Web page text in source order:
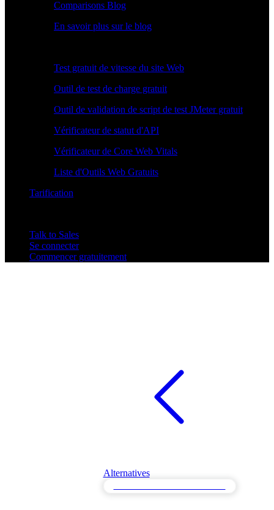
Comparisons Blog
En savoir plus sur le blog
Test gratuit de vitesse du site Web
Outil de test de charge gratuit
Outil de validation de script de test JMeter gratuit
Vérificateur de statut d'API
Vérificateur de Core Web Vitals
Liste d'Outils Web Gratuits
Tarification
Talk to Sales
Se connecter
Commencer gratuitement
Alternatives